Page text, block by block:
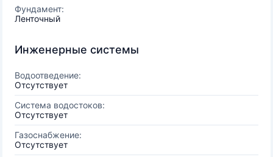
Фундамент:
Ленточный
Инженерные системы
Водоотведение:
Отсутствует
Система водостоков:
Отсутствует
Газоснабжение:
Отсутствует